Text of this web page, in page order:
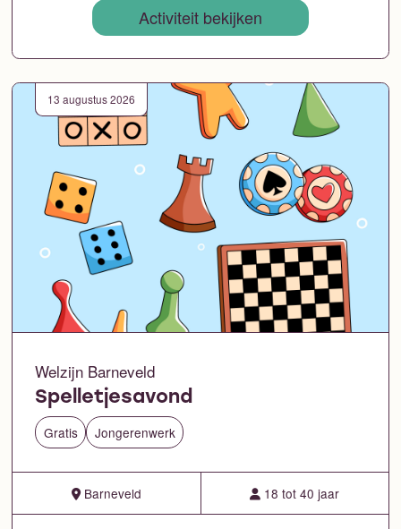
Activiteit bekijken
13 augustus 2026
Welzijn Barneveld
Spelletjesavond
Gratis Jongerenwerk
Barneveld 18 tot 40 jaar